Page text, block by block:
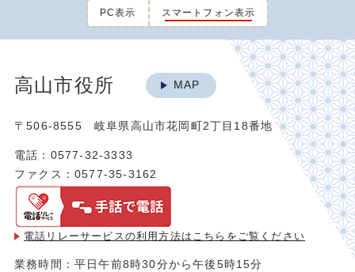
PC表示 スマートフォン表示
高山市役所 MAP
〒506-8555 岐阜県高山市花岡町2丁目18番地
電話：0577-32-3333
ファクス：0577-35-3162
電話リレーサービスの利用方法は こちらをご覧ください
業務時間：平日午前8時30分から午後5時15分